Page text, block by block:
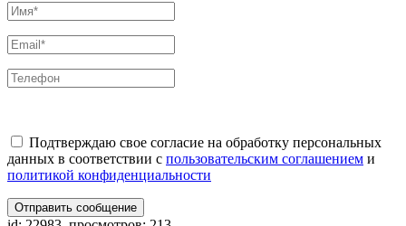
Подтверждаю свое согласие на обработку персональных
данных в соответствии с пользовательским соглашением и
политикой конфиденциальности
Отправить сообщение